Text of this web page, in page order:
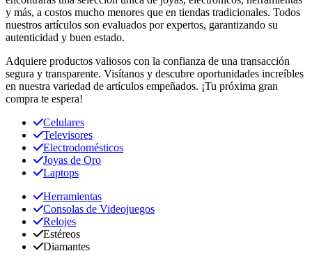
y más, a costos mucho menores que en tiendas tradicionales. Todos
nuestros artículos son evaluados por expertos, garantizando su
autenticidad y buen estado.
Adquiere productos valiosos con la confianza de una transacción
segura y transparente. Visítanos y descubre oportunidades increíbles
en nuestra variedad de artículos empeñados. ¡Tu próxima gran
compra te espera!
Celulares
Televisores
Electrodomésticos
Joyas de Oro
Laptops
Herramientas
Consolas de Videojuegos
Relojes
Estéreos
Diamantes